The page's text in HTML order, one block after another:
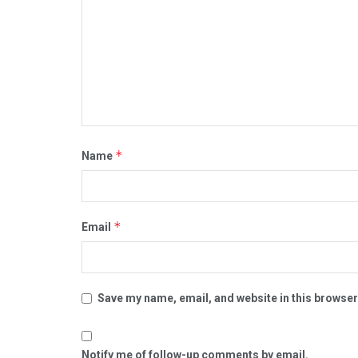
Name *
Email *
Save my name, email, and website in this
Notify me of follow-up comments by email.